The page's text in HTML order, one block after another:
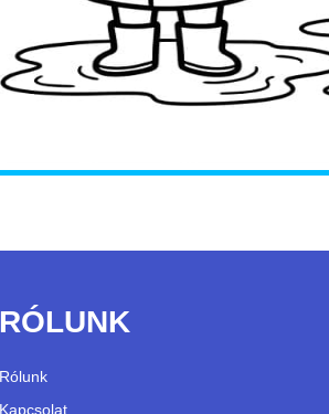
RÓLUNK
Rólunk
Kapcsolat